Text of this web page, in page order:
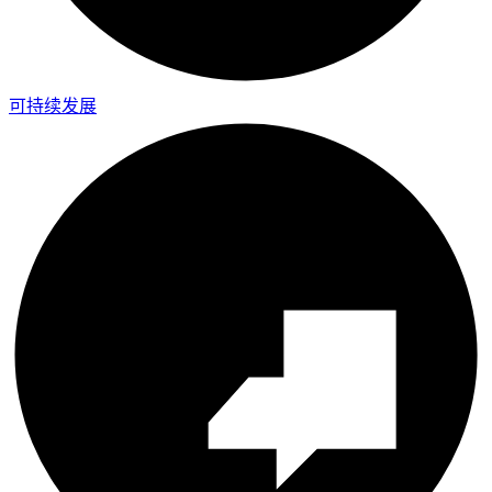
可持续发展